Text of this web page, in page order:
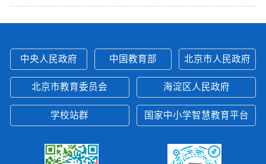
中央人民政府 中国教育部 北京市人民政府
北京市教育委员会 海淀区人民政府
学校站群 国家中小学智慧教育平台